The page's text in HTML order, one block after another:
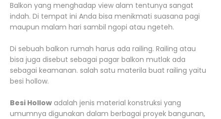
Balkon yang menghadap view alam tentunya sangat
indah. Di tempat ini Anda bisa menikmati suasana pagi
maupun malam hari sambil ngopi atau ngeteh.
Di sebuah balkon rumah harus ada railing. Railing atau
bisa juga disebut sebagai pagar balkon mutlak ada
sebagai keamanan. salah satu materila buat railing yaitu
besi hollow.
Besi Hollow adalah jenis material konstruksi yang
umumnya digunakan dalam berbagai proyek bangunan,